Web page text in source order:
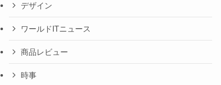
デザイン
ワールドITニュース
商品レビュー
時事